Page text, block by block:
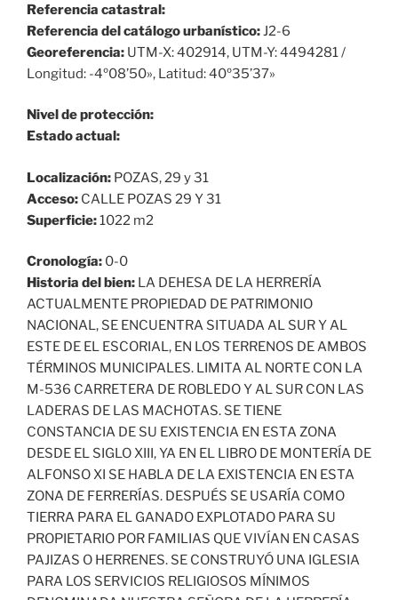
Referencia catastral:
Referencia del catálogo urbanístico:J2-6
Georeferencia: UTM-X: 402914, UTM-Y: 4494281 /
Longitud: -4º08’50», Latitud: 40º35’37»
Nivel de protección:
Estado actual:
Localización: POZAS, 29 y 31
Acceso: CALLE POZAS 29 Y 31
Superficie:1022 m2
Cronología: 0-0
Historia del bien: LA DEHESA DE LA HERRERÍA
ACTUALMENTE PROPIEDAD DE PATRIMONIO
NACIONAL, SE ENCUENTRA SITUADA AL SUR Y AL
ESTE DE EL ESCORIAL, EN LOS TERRENOS DE AMBOS
TÉRMINOS MUNICIPALES. LIMITA AL NORTE CON LA
M-536 CARRETERA DE ROBLEDO Y AL SUR CON LAS
LADERAS DE LAS MACHOTAS. SE TIENE
CONSTANCIA DE SU EXISTENCIA EN ESTA ZONA
DESDE EL SIGLO XIII, YA EN EL LIBRO DE MONTERÍA DE
ALFONSO XI SE HABLA DE LA EXISTENCIA EN ESTA
ZONA DE FERRERÍAS. DESPUÉS SE USARÍA COMO
TIERRA PARA EL GANADO EXPLOTADO PARA SU
PROPIETARIO POR FAMILIAS QUE VIVÍAN EN CASAS
PAJIZAS O HERRENES. SE CONSTRUYÓ UNA IGLESIA
PARA LOS SERVICIOS RELIGIOSOS MÍNIMOS